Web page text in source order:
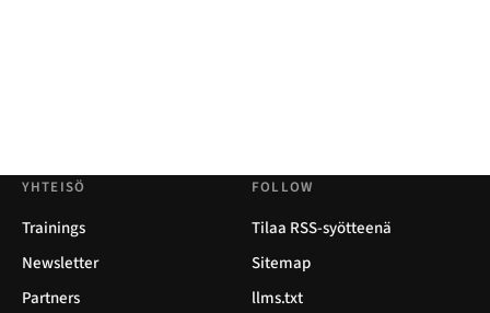
YHTEISÖ
Trainings
Newsletter
Partners
FOLLOW
Tilaa RSS-syötteenä
Sitemap
llms.txt